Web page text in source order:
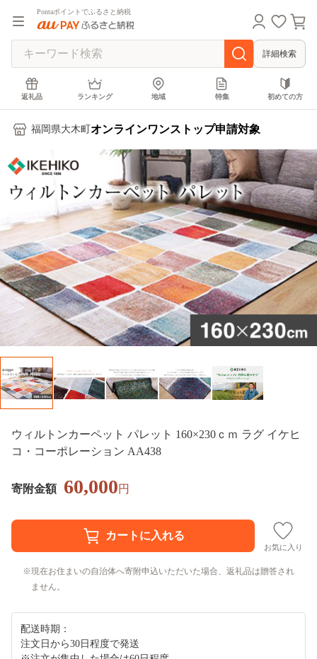
Pontaポイントでふるさと納税
詳細検索
返礼品 ランキング 地域 特集 初めての方
福岡県大木町 オンラインワンストップ申請対象
ウィルトンカーペット パレット 160×230ｃｍ ラグ イケヒ
コ・コーポレーション AA438
寄附金額 60,000円
お気に入り
現在お住まいの自治体へ寄附申込いただいた場合、返礼品は贈答され
ません。
配送時期：
注文日から30日程度で発送